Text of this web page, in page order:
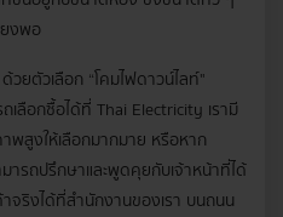
งพอ
ยตัวเลือก “โคมไฟดาวน์ไลท์"
เลือกซื้อได้ที่ Thai Electricity เรามี
สูงให้เลือกมากมาย หรือหาก
ารถปรึกษาและพูดคุยกับเจ้าหน้าที่ได้
จริงได้ที่สำนักงานของเรา บนถนน